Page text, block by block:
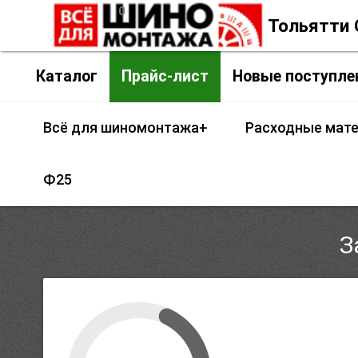
insert_chart
0
Контакты г. Тольятти
Каталог Прайс-лист Новые
Всё для шиномонтажа+ Расходные
Ф25